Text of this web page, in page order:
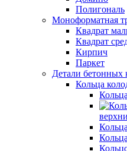
Полигональ
Моноформатная
Квадрат
Квадрат
Кирпич
Паркет
Детали бетонных
Кольца